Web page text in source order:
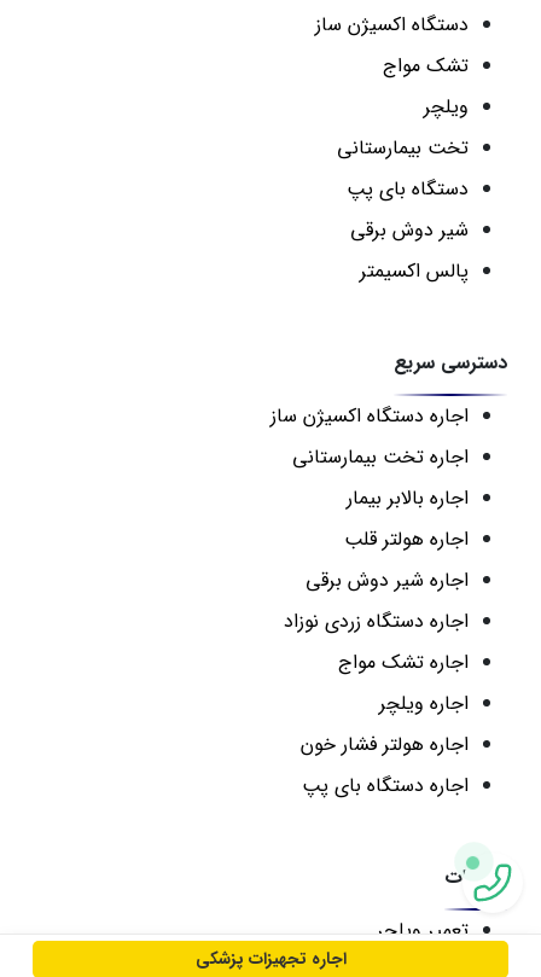
دستگاه اکسیژن ساز
تشک مواج
ویلچر
تخت بیمارستانی
دستگاه بای پپ
شیر دوش برقی
پالس اکسیمتر
دسترسی سریع
اجاره دستگاه اکسیژن ساز
اجاره تخت بیمارستانی
اجاره بالابر بیمار
اجاره هولتر قلب
اجاره شیر دوش برقی
اجاره دستگاه زردی نوزاد
اجاره تشک مواج
اجاره ویلچر
اجاره هولتر فشار خون
اجاره دستگاه بای پپ
تعمیرات
تعمیر ویلچر
اجاره تجهیزات پزشکی